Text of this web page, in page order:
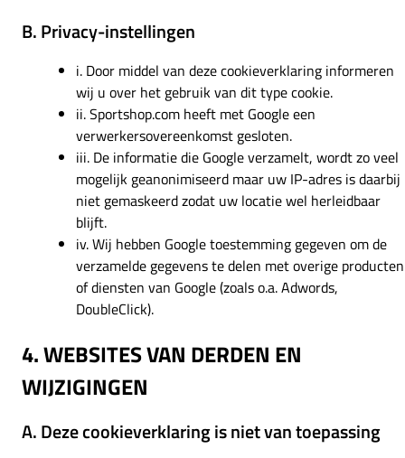
B. Privacy-instellingen
i. Door middel van deze cookieverklaring informeren
wij u over het gebruik van dit type cookie.
ii. Sportshop.com heeft met Google een
verwerkersovereenkomst gesloten.
iii. De informatie die Google verzamelt, wordt zo veel
mogelijk geanonimiseerd maar uw IP-adres is daarbij
niet gemaskeerd zodat uw locatie wel herleidbaar
blijft.
iv. Wij hebben Google toestemming gegeven om de
verzamelde gegevens te delen met overige producten
of diensten van Google (zoals o.a. Adwords,
DoubleClick).
4. WEBSITES VAN DERDEN EN
WIJZIGINGEN
A. Deze cookieverklaring is niet van toepassing